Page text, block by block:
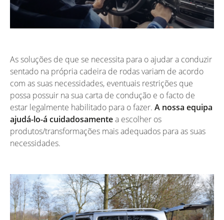
As soluções de que se necessita para o ajudar a conduzir
sentado na própria cadeira de rodas variam de acordo
com as suas necessidades, eventuais restrições que
possa possuir na sua carta de condução e o facto de
estar legalmente habilitado para o fazer. A nossa equipa
ajudá-lo-á cuidadosamentea escolher os
produtos/transformações mais adequados para as suas
necessidades.